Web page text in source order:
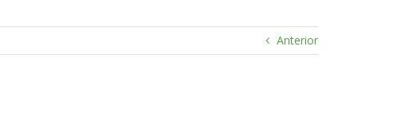
Anterior